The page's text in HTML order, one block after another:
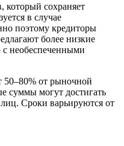
сохраняет
в случае
поэтому кредиторы
более низкие
необеспеченными
50–80% от рыночной
суммы могут достигать
. Сроки варьируются от